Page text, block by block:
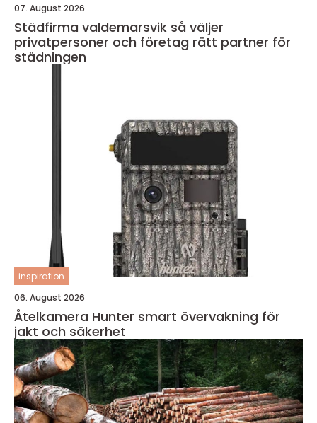
07. August 2026
Städfirma valdemarsvik så väljer
privatpersoner och företag rätt partner för
städningen
inspiration
06. August 2026
Åtelkamera Hunter smart övervakning för
jakt och säkerhet